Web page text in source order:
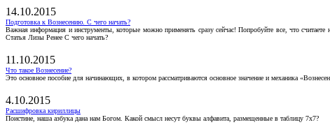
14.10.2015
Подготовка к Вознесению. С чего начать?
Важная информация и инструменты, которые можно применять сразу сейчас! Попробуйте все, что
Статья Лизы Ренее С чего начать?
11.10.2015
Что такое Вознесение?
Это основное пособие для начинающих, в котором рассматриваются основное значение и механика
4.10.2015
Расшифровка кириллицы
Поистине, наша азбука дана нам Богом. Какой смысл несут буквы алфавита, размещенные в таблицу 7х7?